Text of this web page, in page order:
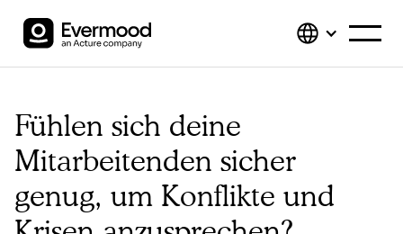
Fühlen sich deine
Mitarbeitenden sicher
genug, um Konflikte und